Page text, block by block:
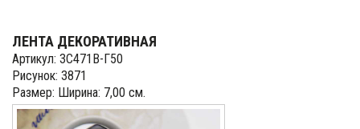
ЛЕНТА ДЕКОРАТИВНАЯ
Артикул: 3С471В-Г50
Рисунок: 3871
Размер: Ширина: 7,00 см.